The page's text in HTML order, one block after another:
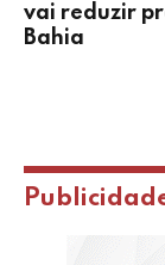
vai reduzir
Bahia